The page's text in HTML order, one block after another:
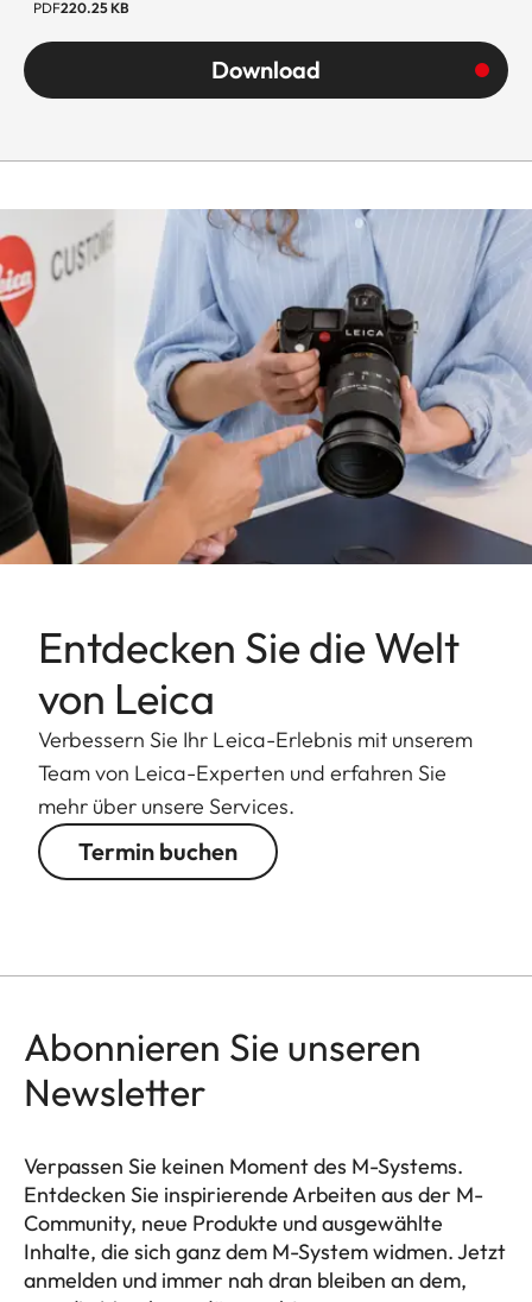
PDF220.25 KB
Download
Entdecken Sie die Welt
von Leica
Verbessern Sie Ihr Leica-Erlebnis mit unserem
Team von Leica-Experten und erfahren Sie
mehr über unsere Services.
Termin buchen
Abonnieren Sie unseren
Newsletter
Verpassen Sie keinen Moment des M-Systems.
Entdecken Sie inspirierende Arbeiten aus der M-
Community, neue Produkte und ausgewählte
Inhalte, die sich ganz dem M-System widmen. Jetzt
anmelden und immer nah dran bleiben an dem,